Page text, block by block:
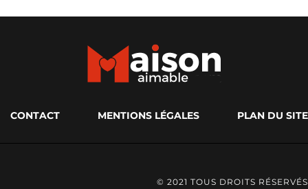
CONTACT MENTIONS LÉGALES PLAN DU SITE
© 2021 TOUS DROITS RÉSERVÉS